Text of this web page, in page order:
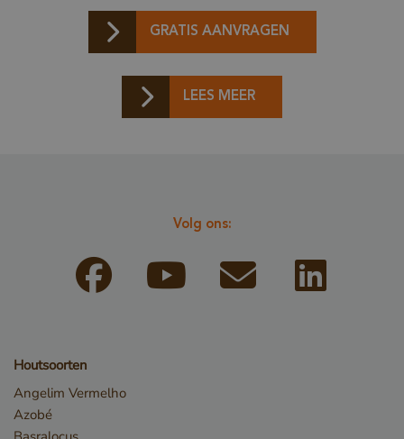
GRATIS AANVRAGEN
LEES MEER
Volg ons:
Houtsoorten
Angelim Vermelho
Azobé